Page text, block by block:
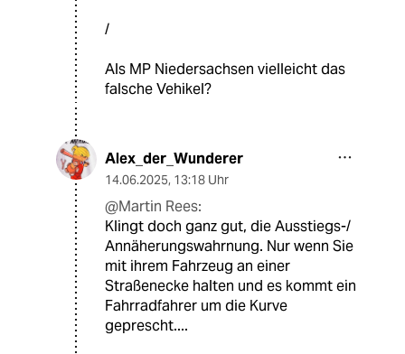
/
Als MP Niedersachsen vielleicht das
falsche Vehikel?
Alex_der_Wunderer
14.06.2025, 13:18 Uhr
@Martin Rees:
Klingt doch ganz gut, die Ausstiegs-/
Annäherungswahrnung. Nur wenn Sie
mit ihrem Fahrzeug an einer
Straßenecke halten und es kommt ein
Fahrradfahrer um die Kurve
geprescht....